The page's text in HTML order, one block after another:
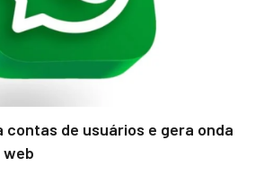
contas de usuários e gera onda
web